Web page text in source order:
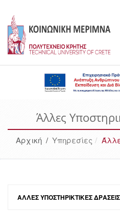
Άλλες
Αρχική / Υπηρεσίες
ΆΛΛΕΣ ΥΠΟΣΤΗΡΙΚΤΙΚΈΣ ΔΡΆΣΕΙΣ